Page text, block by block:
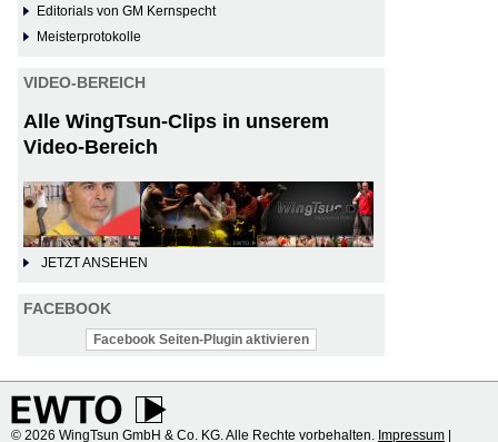
Editorials von GM Kernspecht
Meisterprotokolle
VIDEO-BEREICH
Alle WingTsun-Clips in unserem
Video-Bereich
JETZT ANSEHEN
FACEBOOK
Facebook Seiten-Plugin aktivieren
© 2026 WingTsun GmbH & Co. KG. Alle Rechte vorbehalten. Impressum |